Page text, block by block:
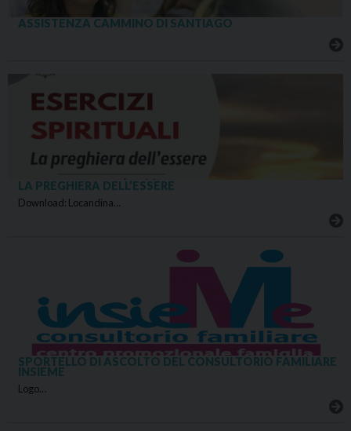
ASSISTENZA CAMMINO DI SANTIAGO
LA PREGHIERA DELL’ESSERE
Download: Locandina…
SPORTELLO DI ASCOLTO DEL CONSULTORIO FAMILIARE
INSIEME
Logo…